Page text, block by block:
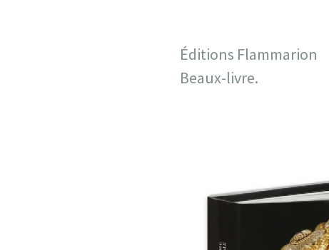
Éditions Flammarion
Beaux-livre.